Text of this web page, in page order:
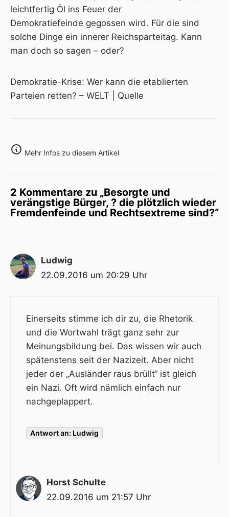
leichtfertig Öl ins Feuer der
Demokratiefeinde gegossen wird. Für die sind
solche Dinge ein innerer Reichsparteitag. Kann
man doch so sagen – oder?
Demokratie-Krise: Wer kann die etablierten
Parteien retten? – WELT | Quelle
Mehr Infos zu diesem Artikel
2 Kommentare zu „Besorgte und
verängstige Bürger, ? die plötzlich wieder
Fremdenfeinde und Rechtsextreme sind?“
Ludwig
22.09.2016 um 20:29 Uhr
Einerseits stimme ich dir zu, die Rhetorik
und die Wortwahl trägt ganz sehr zur
Meinungsbildung bei. Das wissen wir auch
spätenstens seit der Nazizeit. Aber nicht
jeder der „Ausländer raus brüllt“ ist gleich
ein Nazi. Oft wird nämlich einfach nur
nachgeplappert.
Antwort an: Ludwig
Horst Schulte
22.09.2016 um 21:57 Uhr